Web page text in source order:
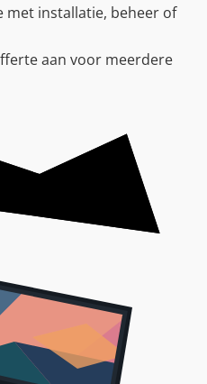
met installatie, beheer of
aan voor meerdere